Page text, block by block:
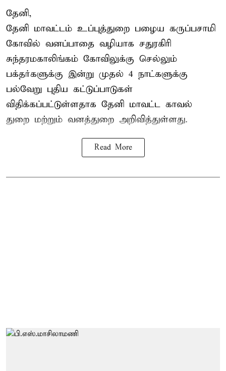
தேனி,
தேனி மாவட்டம் உப்புத்துறை பழைய கருப்பசாமி
கோவில் வனப்பாதை வழியாக சதுரகிரி
சுந்தரமகாலிங்கம் கோவிலுக்கு செல்லும்
பக்தர்களுக்கு இன்று முதல் 4 நாட்களுக்கு
பல்வேறு புதிய கட்டுப்பாடுகள்
விதிக்கப்பட்டுள்ளதாக தேனி மாவட்ட காவல்
துறை மற்றும் வனத்துறை அறிவித்துள்ளது.
Read More